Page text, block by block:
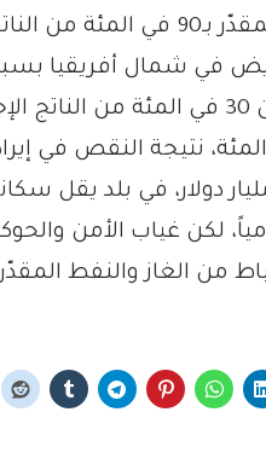
من الناتج”.
في شمال أفريقيا
أن يزيد عجز الموازنة عن 30 في
المقدر بنحو 50 مليار
يومياً، لكن غياب الأمن
والنفط المقدّر بما بين 76